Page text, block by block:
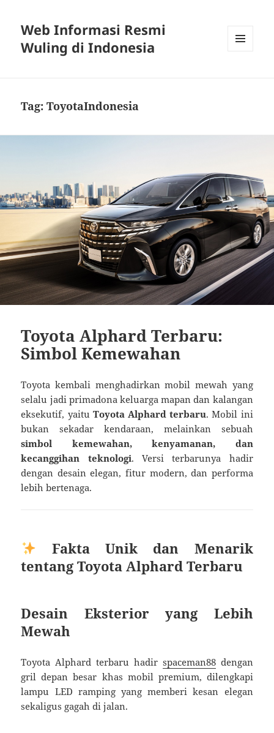
Web Informasi Resmi
Wuling di Indonesia
Tag:ToyotaIndonesia
Toyota Alphard Terbaru:
Simbol Kemewahan
Toyota kembali menghadirkan mobil mewah yang
selalu jadi primadona keluarga mapan dan kalangan
eksekutif, yaitu Toyota Alphard terbaru. Mobil ini
bukan sekadar kendaraan, melainkan sebuah
simbol kemewahan, kenyamanan, dan
kecanggihan teknologi. Versi terbarunya hadir
dengan desain elegan, fitur modern, dan performa
lebih bertenaga.
Fakta Unik dan Menarik
tentang Toyota Alphard Terbaru
Desain Eksterior yang Lebih
Mewah
Toyota Alphard terbaru hadir spaceman88dengan
gril depan besar khas mobil premium, dilengkapi
lampu LED ramping yang memberi kesan elegan
sekaligus gagah di jalan.